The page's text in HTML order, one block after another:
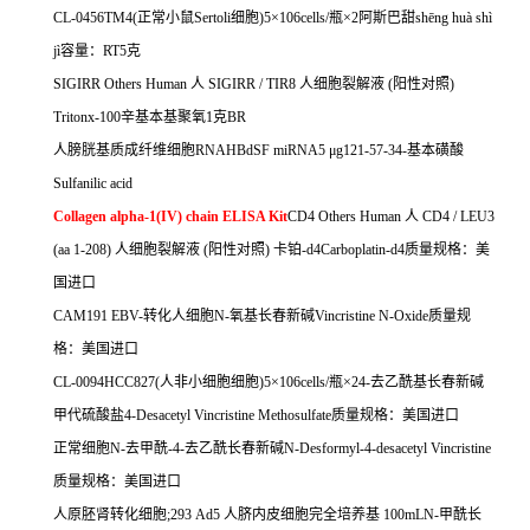
CL-0456TM4(正常小鼠Sertoli细胞)5×106cells/瓶×2阿斯巴甜shēng huà shì
jì容量： RT5克
SIGIRR Others Human 人 SIGIRR / TIR8 人细胞裂解液 (阳性对照)
Tritonx-100辛基本基聚氧1克BR
人膀胱基质成纤维细胞RNAHBdSF miRNA5 μg121-57-34-基本磺酸
Sulfanilic acid
Collagen alpha-1(IV) chain ELISA KitCD4 Others Human 人 CD4 / LEU3
(aa 1-208) 人细胞裂解液 (阳性对照) 卡铂-d4Carboplatin-d4质量规格：美
国进口
CAM191 EBV-转化人细胞N-氧基长春新碱Vincristine N-Oxide质量规
格：美国进口
CL-0094HCC827(人非小细胞细胞)5×106cells/瓶×24-去乙酰基长春新碱
甲代硫酸盐4-Desacetyl Vincristine Methosulfate质量规格：美国进口
正常细胞N-去甲酰-4-去乙酰长春新碱N-Desformyl-4-desacetyl Vincristine
质量规格：美国进口
人原胚肾转化细胞;293 Ad5 人脐内皮细胞完全培养基 100mLN-甲酰长